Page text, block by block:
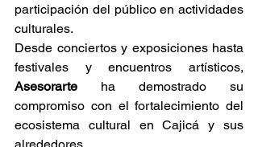
participación del público en actividades
culturales.
Desde conciertos y exposiciones hasta
Asesorarte ha demostrado su
compromiso con el fortalecimiento del
ecosistema cultural en Cajicá y sus
alrededores.